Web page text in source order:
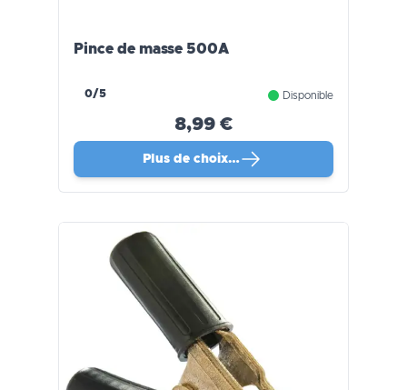
Pince de masse 500A
0/5 Disponible
8,99 €
Plus de choix…